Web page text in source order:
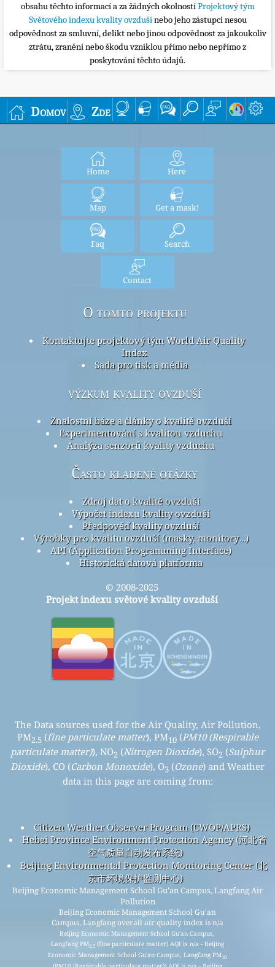
obsahu těchto informací a za žádných okolnostíProjektový tým
Světového indexu kvality ovzdušínebo jeho zástupci nesou
odpovědnost za smluvní, delikt nebo jinou odpovědnost za jakoukoliv
ztrátu, zranění nebo škodu vzniklou přímo nebo nepřímo z
poskytování těchto údajů.
Domov Zde
Home Here
Map Get a mask!
Faq Search
Contact
O tomto projektu
Kontaktujte projektový tým World Air Quality
Index
Sada pro tisk a média
výzkum kvality ovzduší
Znalostní báze a články o kvalitě ovzduší
Experimentování s kvalitou vzduchu
Analýza senzorů kvality vzduchu
Často kladené otázky
Zdroj dat o kvalitě ovzduší
Výpočet indexu kvality ovzduší
Předpověď kvality ovzduší
Výrobky pro kvalitu ovzduší (masky, monitory…)
API (Application Programming Interface)
Historická datová platforma
© 2008-2025
Projekt indexu světové kvality ovzduší
The Data sources used for the Air Quality, Air Pollution,
PM2.5 (fine particulate matter), PM10(PM10 (Respirable
particulate matter)), NO2 (Nitrogen Dioxide), SO2 (Sulphur
Dioxide), CO (Carbon Monoxide), O3 (Ozone) and Weather
data in this page are coming from:
Citizen Weather Observer Program (CWOP/APRS)
Hebei Province Environment Protection Agency (河北省
空气质量自动发布系统)
Beijing Environmental Protection Monitoring Center (北
京市环境保护监测中心)
Beijing Economic Management School Gu'an Campus, Langfang Air
Pollution
Beijing Economic Management School Gu'an
Campus, Langfang overall air quality index is n/a
Beijing Economic Management School Gu'an Campus,
Langfang PM2.5(fine particulate matter) AQI is n/a - Beijing
Economic Management School Gu'an Campus, Langfang PM10